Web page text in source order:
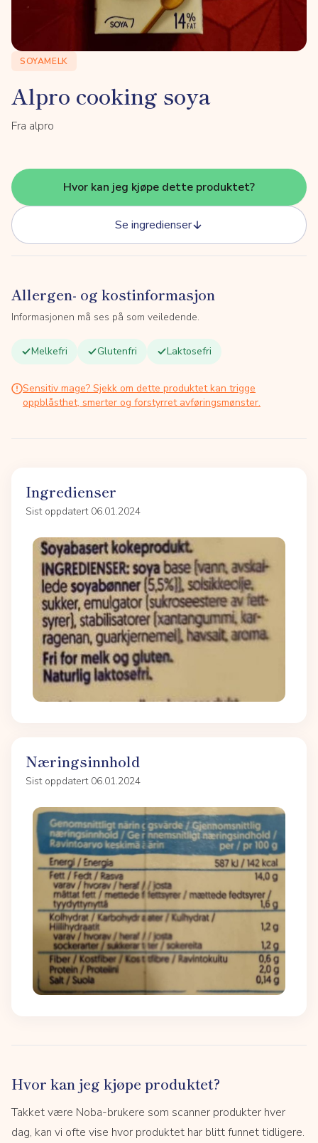
SOYAMELK
Alpro cooking soya
Fra alpro
Hvor kan jeg kjøpe dette produktet?
Se ingredienser
Allergen- og kostinformasjon
Informasjonen må ses på som veiledende.
Melkefri Glutenfri Laktosefri
Sensitiv mage? Sjekk om dette produktet kan trigge
oppblåsthet, smerter og forstyrret avføringsmønster.
Ingredienser
Sist oppdatert 06.01.2024
Næringsinnhold
Sist oppdatert 06.01.2024
Hvor kan jeg kjøpe produktet?
Takket være Noba-brukere som scanner produkter hver
dag, kan vi ofte vise hvor produktet har blitt funnet tidligere.